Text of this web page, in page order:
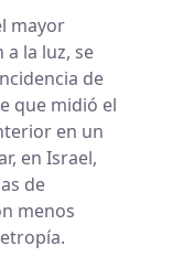
mayor
la luz, se
de
que midió el
en un
en Israel,
de
menos